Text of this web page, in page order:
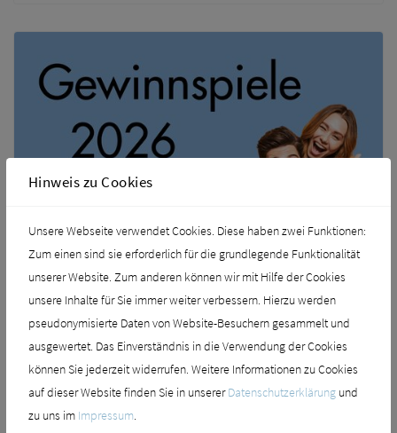
JETZT GEWINNEN!
TOLLE PREISE FÜR BAD & ZUHAUSE.
Hinweis zu Cookies
Unsere Webseite verwendet Cookies. Diese haben zwei Funktionen:
Zum einen sind sie erforderlich für die grundlegende Funktionalität
unserer Website. Zum anderen können wir mit Hilfe der Cookies
unsere Inhalte für Sie immer weiter verbessern. Hierzu werden
pseudonymisierte Daten von Website-Besuchern gesammelt und
ausgewertet. Das Einverständnis in die Verwendung der Cookies
können Sie jederzeit widerrufen. Weitere Informationen zu Cookies
auf dieser Website finden Sie in unsererDatenschutzerklärungund
zu uns im Impressum.